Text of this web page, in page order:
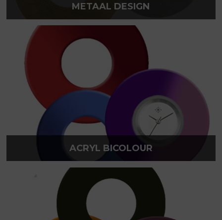
METAAL DESIGN
ACRYL BICOLOUR